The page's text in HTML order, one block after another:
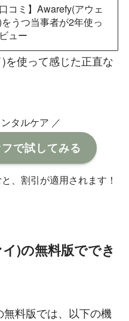
コミ】Awarefy(アウェ
うつ当事者が2年使っ
ュー
を使って感じた正直な
タルケア ／
で試してみる
、割引が適用されます！
)の無料版ででき
料版では、以下の機